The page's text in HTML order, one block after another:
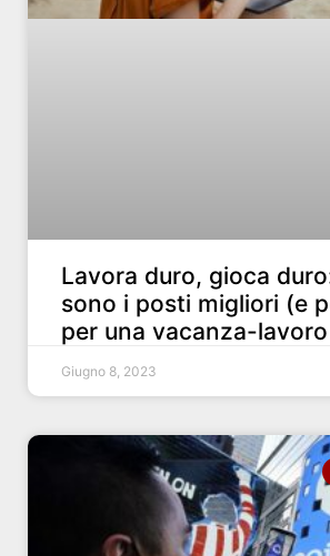
Lavora duro, gioca
sono i posti migliori (e
per una vacanza-lavoro
Giugno 8, 2023